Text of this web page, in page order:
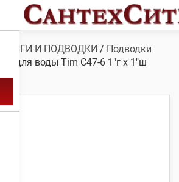
И ПОДВОДКИ / Подводки
для воды Tim C47-6 1″г x 1″ш